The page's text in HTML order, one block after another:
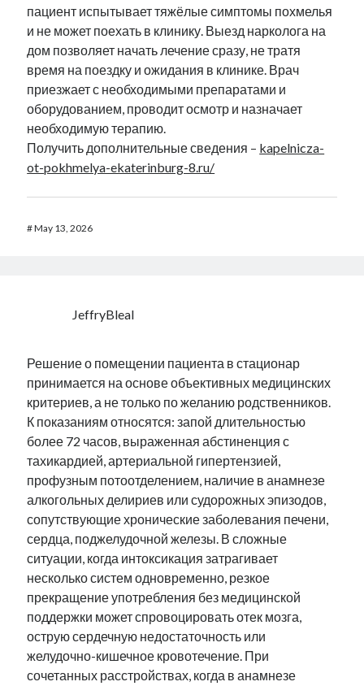
пациент испытывает тяжёлые симптомы похмелья
и не может поехать в клинику. Выезд нарколога на
дом позволяет начать лечение сразу, не тратя
время на поездку и ожидания в клинике. Врач
приезжает с необходимыми препаратами и
оборудованием, проводит осмотр и назначает
необходимую терапию.
Получить дополнительные сведения – kapelnicza-
ot-pokhmelya-ekaterinburg-8.ru/
#May 13, 2026
JeffryBleal
Решение о помещении пациента в стационар
принимается на основе объективных медицинских
критериев, а не только по желанию родственников.
К показаниям относятся: запой длительностью
более 72 часов, выраженная абстиненция с
тахикардией, артериальной гипертензией,
профузным потоотделением, наличие в анамнезе
алкогольных делириев или судорожных эпизодов,
сопутствующие хронические заболевания печени,
сердца, поджелудочной железы. В сложные
ситуации, когда интоксикация затрагивает
несколько систем одновременно, резкое
прекращение употребления без медицинской
поддержки может спровоцировать отек мозга,
острую сердечную недостаточность или
желудочно-кишечное кровотечение. При
сочетанных расстройствах, когда в анамнезе